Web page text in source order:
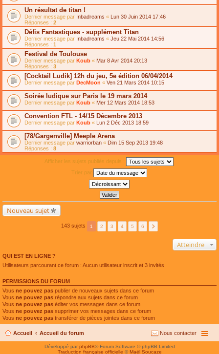
Un résultat de titan !
Dernier message par Inbadreams « Lun 30 Juin 2014 17:46
Réponses : 2
Défis Fantastiques - supplément Titan
Dernier message par Inbadreams « Jeu 22 Mai 2014 14:56
Réponses : 1
Festival de Toulouse
Dernier message par Koub « Mar 8 Avr 2014 20:13
Réponses : 3
[Cocktail Ludik] 12h du jeu, 5e édition 06/04/2014
Dernier message par DecMoon « Ven 21 Mars 2014 10:15
Soirée ludique sur Paris le 19 mars 2014
Dernier message par Koub « Mer 12 Mars 2014 18:53
Convention FTL - 14/15 Décembre 2013
Dernier message par Koub « Lun 2 Déc 2013 18:59
[78/Gargenville] Meeple Arena
Dernier message par warriorban « Dim 15 Sep 2013 19:48
Réponses : 8
Afficher les sujets publiés depuis :
Trier par
Nouveau sujet
143 sujets 1 2 3 4 5 6
Atteindre
QUI EST EN LIGNE ?
Utilisateurs parcourant ce forum : Aucun utilisateur inscrit et 3 invités
PERMISSIONS DU FORUM
Vous ne pouvez pas publier de nouveaux sujets dans ce forum
Vous ne pouvez pas répondre aux sujets dans ce forum
Vous ne pouvez pas éditer vos messages dans ce forum
Vous ne pouvez pas supprimer vos messages dans ce forum
Vous ne pouvez pas transférer de pièces jointes dans ce forum
Accueil Accueil du forum Nous contacter
Développé parphpBB® Forum Software © phpBB Limited
Traduction française officielle © Maël Soucaze